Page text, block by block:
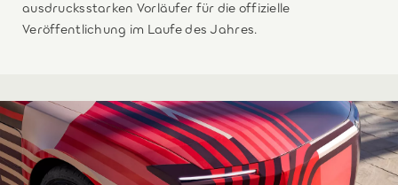
ausdrucksstarken Vorläufer für die offizielle
Veröffentlichung im Laufe des Jahres.